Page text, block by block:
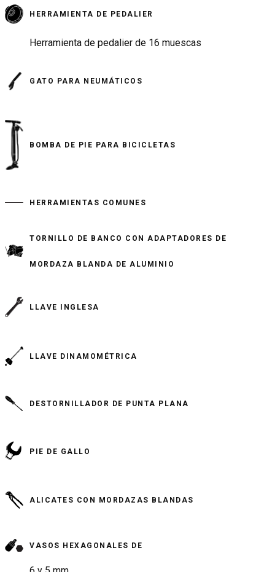
HERRAMIENTA DE PEDALIER
Herramienta de pedalier de 16 muescas
GATO PARA NEUMÁTICOS
BOMBA DE PIE PARA BICICLETAS
HERRAMIENTAS COMUNES
TORNILLO DE BANCO CON ADAPTADORES DE
MORDAZA BLANDA DE ALUMINIO
LLAVE INGLESA
LLAVE DINAMOMÉTRICA
DESTORNILLADOR DE PUNTA PLANA
PIE DE GALLO
ALICATES CON MORDAZAS BLANDAS
VASOS HEXAGONALES DE